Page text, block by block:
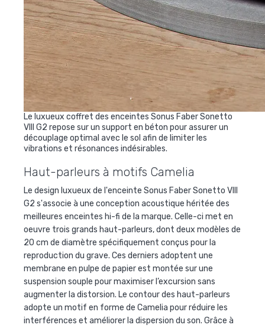
Le luxueux coffret des enceintes Sonus Faber Sonetto
VIII G2 repose sur un support en béton pour assurer un
découplage optimal avec le sol afin de limiter les
vibrations et résonances indésirables.
Haut-parleurs à motifs Camelia
Le design luxueux de l'enceinte Sonus Faber Sonetto VIII
G2 s'associe à une conception acoustique héritée des
meilleures enceintes hi-fi de la marque. Celle-ci met en
oeuvre trois grands haut-parleurs, dont deux modèles de
20 cm de diamètre spécifiquement conçus pour la
reproduction du grave. Ces derniers adoptent une
membrane en pulpe de papier est montée sur une
suspension souple pour maximiser l’excursion sans
augmenter la distorsion. Le contour des haut-parleurs
adopte un motif en forme de Camelia pour réduire les
interférences et améliorer la dispersion du son. Grâce à